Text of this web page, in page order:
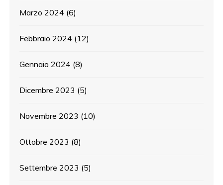
Marzo 2024 (6)
Febbraio 2024 (12)
Gennaio 2024 (8)
Dicembre 2023 (5)
Novembre 2023 (10)
Ottobre 2023 (8)
Settembre 2023 (5)